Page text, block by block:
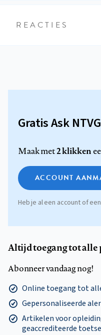
REACTIES
Gratis Ask
Maak met2 klikken
ACCOUNT
Heb je al een account of
Altijd toegang tot alle
Abonneer vandaag nog!
Online toegang tot
Gepersonaliseerde
Artikelen voor
geaccrediteerde